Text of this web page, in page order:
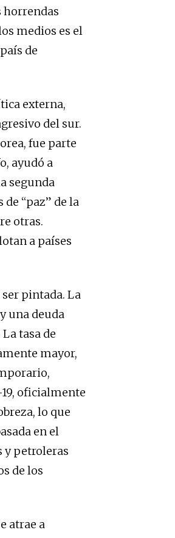
horrendas
medios es el
de
externa,
del sur.
fue parte
ayudó a
segunda
“paz” de la
otras.
a países
pintada. La
una deuda
tasa de
mayor,
oficialmente
lo que
en el
y petroleras
de los
atrae a